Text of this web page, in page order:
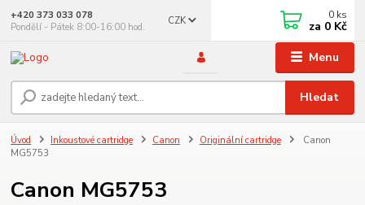
Menu
CZK
Hledat
+420 373 033 078
Pondělí - Pátek 8:00-16:00 hod.
0 ks
za 0 Kč
Úvod Inkoustové cartridge Canon Originální cartridge
Canon
MG5753
Canon MG5753